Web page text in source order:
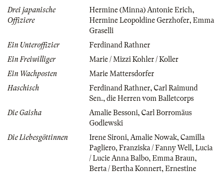
Drei japanische
Offiziere
Hermine (Minna) Antonie Erich,
Hermine Leopoldine Gerzhofer, Emma
Graselli
Ein Unteroffizier
Ferdinand Rathner
Ein Freiwilliger
Marie / Mizzi Kohler / Koller
Ein Wachposten
Marie Mattersdorfer
Haschisch
Ferdinand Rathner, Carl Raimund
Sen., die Herren vom Balletcorps
Die Gaisha
Amalie Bessoni, Carl Borromäus
Godlewski
Die Liebesgöttinnen
Irene Sironi, Amalie Nowak, Camilla
Pagliero, Franziska / Fanny Well , Lucia
/ Lucie Anna Balbo, Emma Braun,
Berta / Bertha Konnert, Ernestine